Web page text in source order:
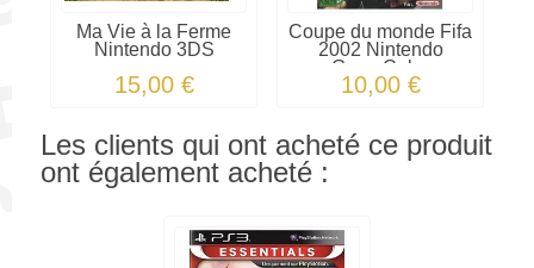
Ma Vie à la Ferme
Nintendo 3DS
15,00 €
Coupe du monde Fifa
2002 Nintendo
GameCube
10,00 €
Les clients qui ont acheté ce produit
ont également acheté :